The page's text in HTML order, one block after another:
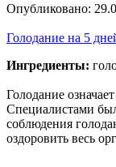
Опубликовано:
Голодание на 5
Ингредиенты:
Голодание
Специалистами
соблюдения
оздоровить весь